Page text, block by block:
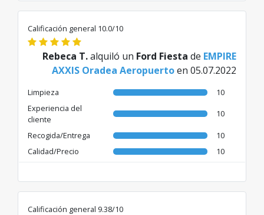
Calificación general 10.0/10
Rebeca T.alquiló un Ford Fiesta de EMPIRE
AXXIS Oradea Aeropuertoen 05.07.2022
Limpieza
10
Experiencia del
cliente
10
Recogida/Entrega
10
Calidad/Precio
10
Calificación general 9.38/10